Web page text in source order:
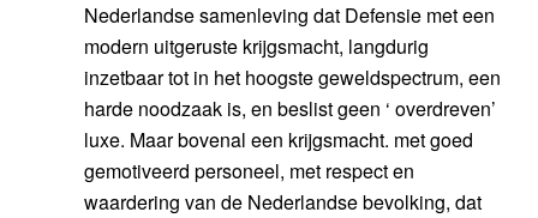
Nederlandse samenleving dat Defensie met een
modern uitgeruste krijgsmacht, langdurig
inzetbaar tot in het hoogste geweldspectrum, een
harde noodzaak is, en beslist geen ‘ overdreven’
luxe. Maar bovenal een krijgsmacht. met goed
gemotiveerd personeel, met respect en
waardering van de Nederlandse bevolking, dat